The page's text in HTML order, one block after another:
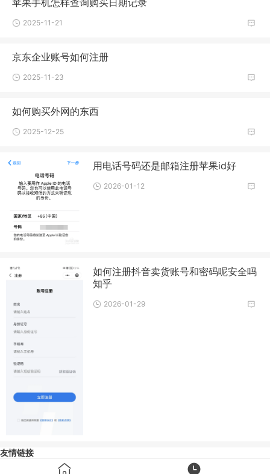
2025-11-21
京东企业账号如何注册
2025-11-23
如何购买外网的东西
2025-12-25
用电话号码还是邮箱注册苹果id好
2026-01-12
如何注册抖音卖货账号和密码呢安全吗
知乎
2026-01-29
友情链接